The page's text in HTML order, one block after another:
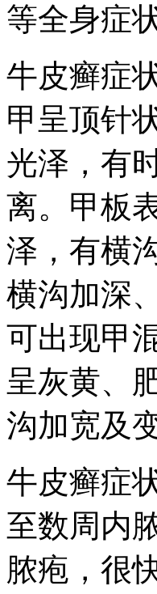
等全身症状
牛皮癣症
甲呈顶针
光泽，有
离。甲板
泽，有横
横沟加深
可出现甲
呈灰黄、
沟加宽及
牛皮癣症
至数周内
脓疱，很